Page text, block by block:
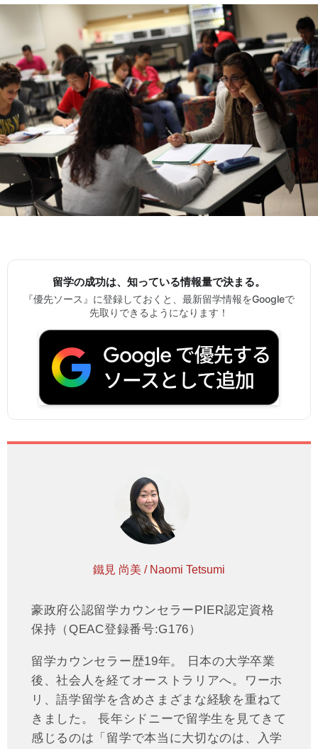
留学の成功は、知っている情報量で決まる。
『優先ソース』に登録しておくと、最新留学情報をGoogleで
先取りできるようになります！
鐵見 尚美 / Naomi Tetsumi
豪政府公認留学カウンセラーPIER認定資格
保持（QEAC登録番号:G176）
留学カウンセラー歴19年。 日本の大学卒業
後、社会人を経てオーストラリアへ。ワーホ
リ、語学留学を含めさまざまな経験を重ねて
きました。 長年シドニーで留学生を見てきて
感じるのは「留学で本当に大切なのは、入学